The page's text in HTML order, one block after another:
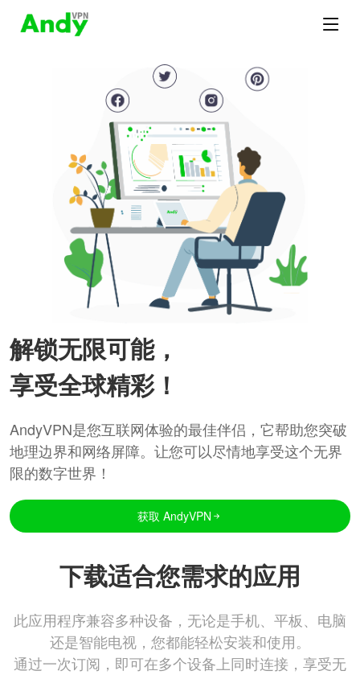
解锁无限可能，
享受全球精彩！
AndyVPN是您互联网体验的最佳伴侣，它帮助您突破
地理边界和网络屏障。让您可以尽情地享受这个无界
限的数字世界！
获取 AndyVPN
下载适合您需求的应用
此应用程序兼容多种设备，无论是手机、平板、电脑
还是智能电视，您都能轻松安装和使用。
通过一次订阅，即可在多个设备上同时连接，享受无